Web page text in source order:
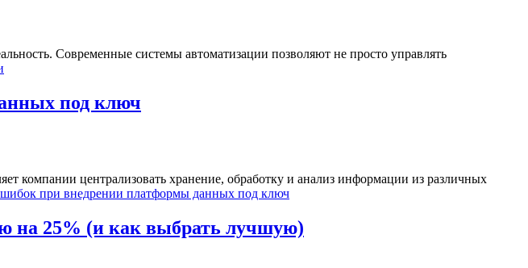
Современные системы автоматизации позволяют не просто управлять
под ключ
компании централизовать хранение, обработку и анализ информации из различных
при внедрении платформы данных под ключ
на 25% (и как выбрать лучшую)